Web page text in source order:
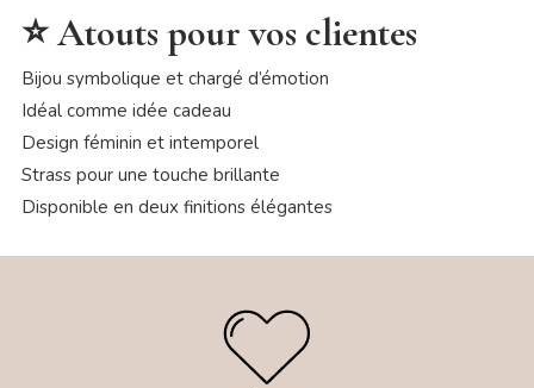
⭐ Atouts pour vos clientes
Bijou symbolique et chargé d’émotion
Idéal comme idée cadeau
Design féminin et intemporel
Strass pour une touche brillante
Disponible en deux finitions élégantes